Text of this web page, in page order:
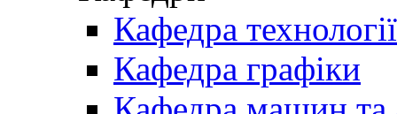
Кафедра
Кафедра графіки